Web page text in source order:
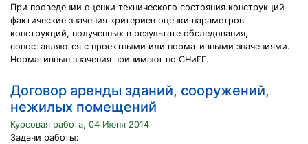
При проведении оценки технического состояния конструкций
фактические значения критериев оценки параметров
конструкций, полученных в результате обследования,
сопоставляются с проектными или нормативными значениями.
Нормативные значения принимают по СНиГГ.
Договор аренды зданий, сооружений,
нежилых помещений
Курсовая работа, 04 Июня 2014
Задачи работы: